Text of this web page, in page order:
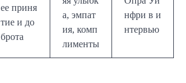
ее приня
тие и до
брота
а, эмпат
ия, комп
лименты
нфри в и
нтервью